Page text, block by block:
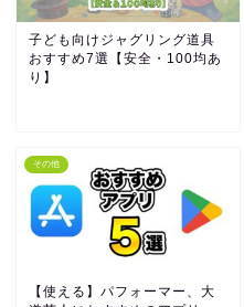
子ども向けジャグリング道具
おすすめ7選【安全・100均あ
り】
その他
【使える】パフォーマー、大